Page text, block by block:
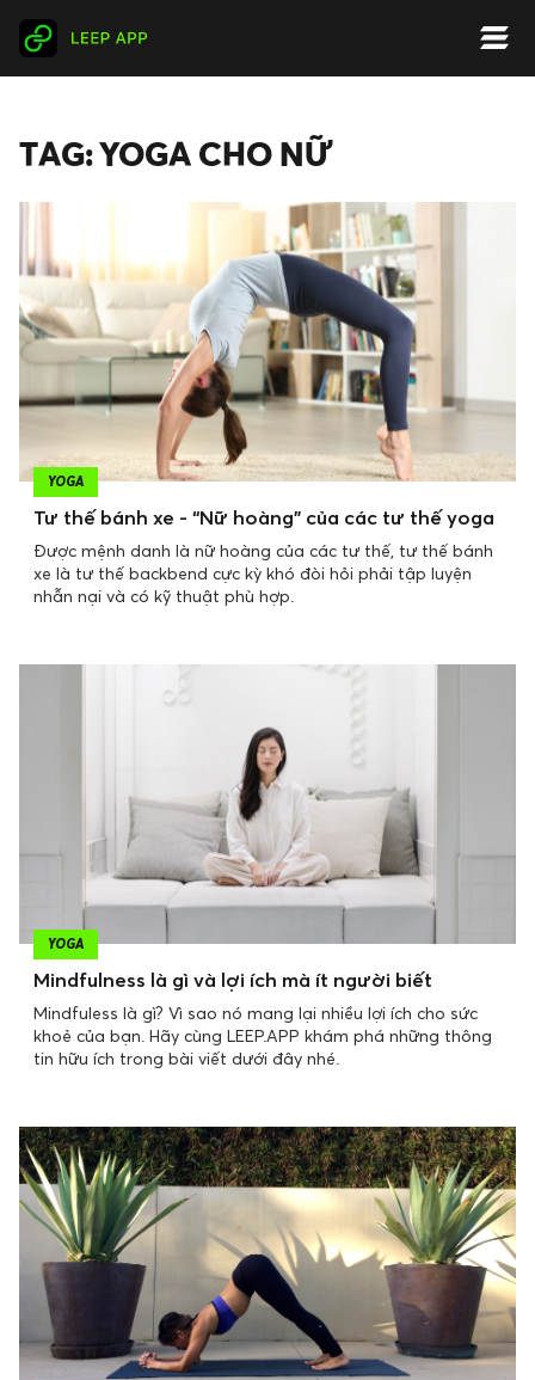
TAG: YOGA CHO NỮ
YOGA
Tư thế bánh xe - “Nữ hoàng” của các tư thế yoga
Được mệnh danh là nữ hoàng của các tư thế, tư thế bánh
xe là tư thế backbend cực kỳ khó đòi hỏi phải tập luyện
nhẫn nại và có kỹ thuật phù hợp.
YOGA
Mindfulness là gì và lợi ích mà ít người biết
Mindfuless là gì? Vì sao nó mang lại nhiều lợi ích cho sức
khoẻ của bạn. Hãy cùng LEEP.APP khám phá những thông
tin hữu ích trong bài viết dưới đây nhé.